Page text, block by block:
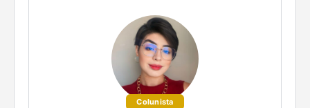
Colunista